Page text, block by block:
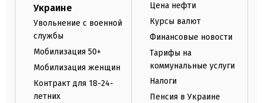
Украине
Увольнение с военной
службы
Мобилизация 50+
Мобилизация женщин
Контракт для 18-24-
летних
Цена нефти
Курсы валют
Финансовые новости
Тарифы на
коммунальные услуги
Налоги
Пенсия в Украине